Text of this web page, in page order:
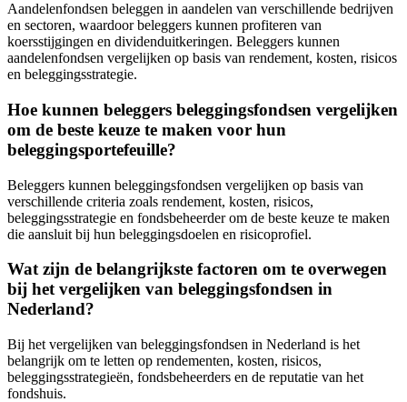
Aandelenfondsen beleggen in aandelen van verschillende bedrijven
en sectoren, waardoor beleggers kunnen profiteren van
koersstijgingen en dividenduitkeringen. Beleggers kunnen
aandelenfondsen vergelijken op basis van rendement, kosten, risicos
en beleggingsstrategie.
Hoe kunnen beleggers beleggingsfondsen vergelijken
om de beste keuze te maken voor hun
beleggingsportefeuille?
Beleggers kunnen beleggingsfondsen vergelijken op basis van
verschillende criteria zoals rendement, kosten, risicos,
beleggingsstrategie en fondsbeheerder om de beste keuze te maken
die aansluit bij hun beleggingsdoelen en risicoprofiel.
Wat zijn de belangrijkste factoren om te overwegen
bij het vergelijken van beleggingsfondsen in
Nederland?
Bij het vergelijken van beleggingsfondsen in Nederland is het
belangrijk om te letten op rendementen, kosten, risicos,
beleggingsstrategieën, fondsbeheerders en de reputatie van het
fondshuis.